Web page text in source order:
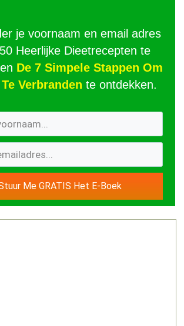
je voornaam en email adres
Heerlijke Dieetrecepten te
De 7 Simpele Stappen Om
Verbranden te ontdekken.
Me GRATIS Het E-Boek